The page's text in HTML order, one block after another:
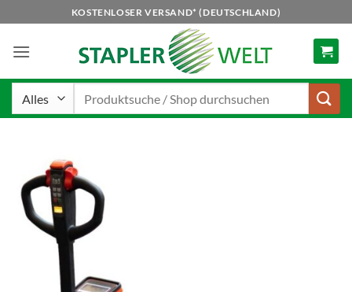
Inhalt
springen
KOSTENLOSER VERSAND* (DEUTSCHLAND)